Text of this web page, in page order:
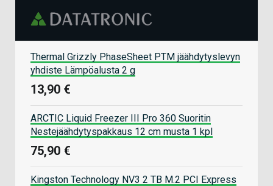
Thermal Grizzly PhaseSheet PTM jäähdytyslevyn
yhdiste Lämpöalusta 2 g
13,90 €
ARCTIC Liquid Freezer III Pro 360 Suoritin
Nestejäähdytyspakkaus 12 cm musta 1 kpl
75,90 €
Kingston Technology NV3 2 TB M.2 PCI Express